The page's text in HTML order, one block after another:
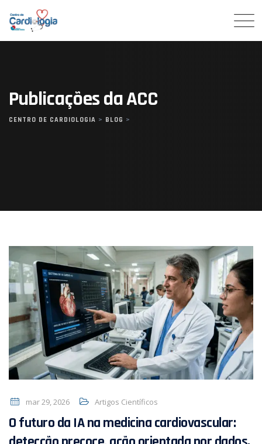
content
Publicações da ACC
CENTRO DE CARDIOLOGIA > BLOG >
mar 29, 2026 Artigos Científicos
O futuro da IA ​​na medicina cardiovascular: